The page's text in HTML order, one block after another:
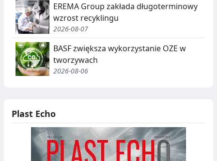
EREMA Group zakłada długoterminowy
wzrost recyklingu
2026-08-07
BASF zwiększa wykorzystanie OZE w
tworzywach
2026-08-06
Plast Echo